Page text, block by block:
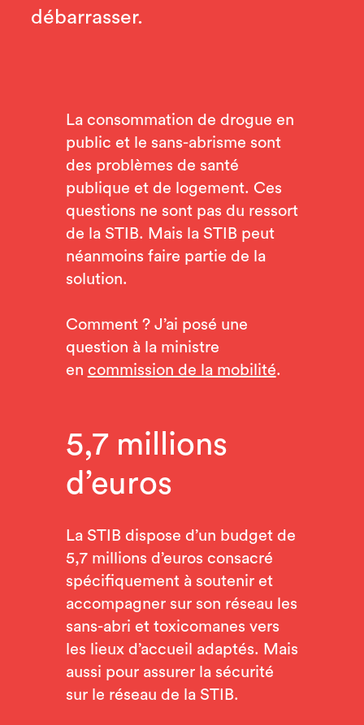
débarrasser.
La consommation de drogue en
public et le sans-abrisme sont
des problèmes de santé
publique et de logement. Ces
questions ne sont pas du ressort
de la STIB. Mais la STIB peut
néanmoins faire partie de la
solution.
Comment ? J’ai posé une
question à la ministre
en commission de la mobilité.
5,7 millions
d’euros
La STIB dispose d’un budget de
5,7 millions d’euros consacré
spécifiquement à soutenir et
accompagner sur son réseau les
sans-abri et toxicomanes vers
les lieux d’accueil adaptés. Mais
aussi pour assurer la sécurité
sur le réseau de la STIB.